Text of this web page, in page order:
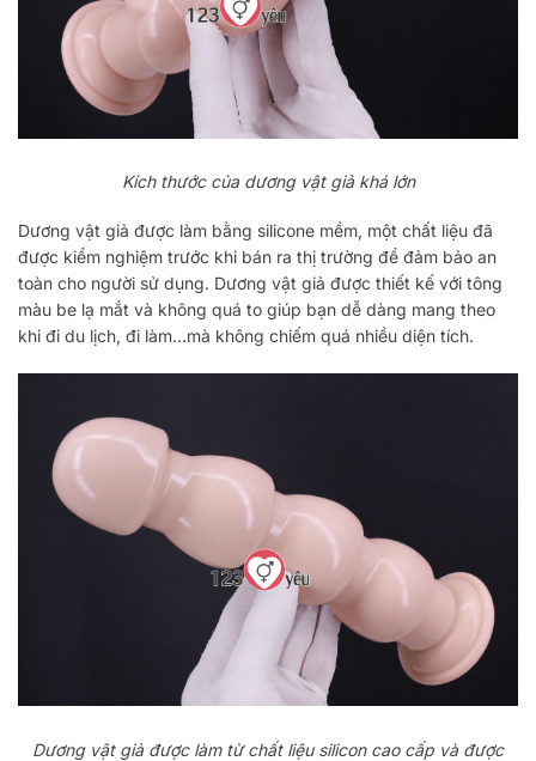
Kích thước của dương vật giả khá lớn
Dương vật giả được làm bằng silicone mềm, một chất liệu đã
được kiểm nghiệm trước khi bán ra thị trường để đảm bảo an
toàn cho người sử dụng. Dương vật giả được thiết kế với tông
màu be lạ mắt và không quá to giúp bạn dễ dàng mang theo
khi đi du lịch, đi làm…mà không chiếm quá nhiều diện tích.
Dương vật giả được làm từ chất liệu silicon cao cấp và được